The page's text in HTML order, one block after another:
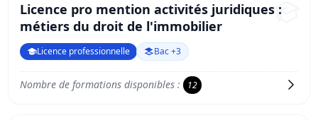
Licence pro mention activités juridiques :
métiers du droit de l'immobilier
Licence professionnelle Bac +3
Nombre de formations disponibles : 12